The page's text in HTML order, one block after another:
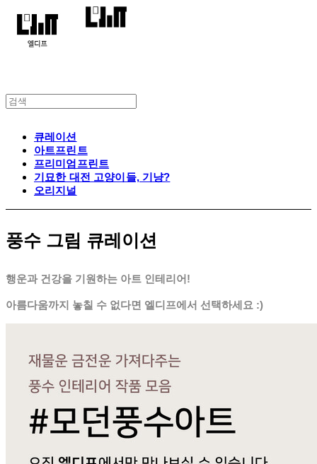
큐레이션
아트프린트
프리미엄프린트
기묘한 대전 고양이들, 기냥?
오리지널
풍수 그림 큐레이션
행운과 건강을 기원하는 아트 인테리어!
아름다움까지 놓칠 수 없다면 엘디프에서 선택하세요 :)